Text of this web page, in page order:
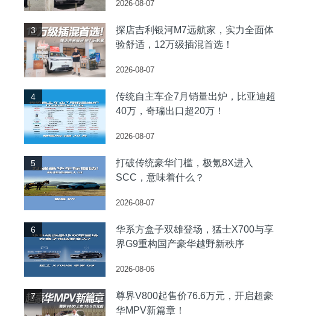
2026-08-07
3
探店吉利银河M7远航家，实力全面体
验舒适，12万级插混首选！
2026-08-07
4
传统自主车企7月销量出炉，比亚迪超
40万，奇瑞出口超20万！
2026-08-07
5
打破传统豪华门槛，极氪8X进入
SCC，意味着什么？
2026-08-07
6
华系方盒子双雄登场，猛士X700与享
界G9重构国产豪华越野新秩序
2026-08-06
7
尊界V800起售价76.6万元，开启超豪
华MPV新篇章！